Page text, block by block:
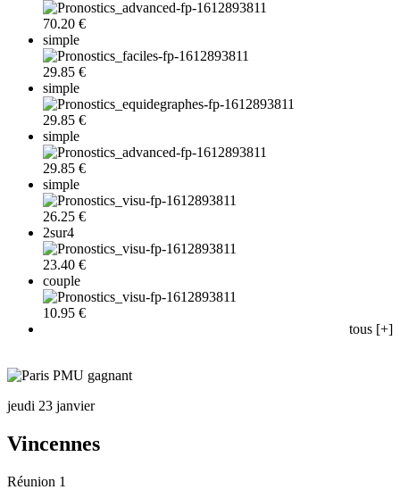
70.20 €
simple
29.85 €
simple
29.85 €
simple
29.85 €
simple
26.25 €
2sur4
23.40 €
couple
10.95 €
tous [+]
jeudi 23 janvier
Vincennes
Réunion 1